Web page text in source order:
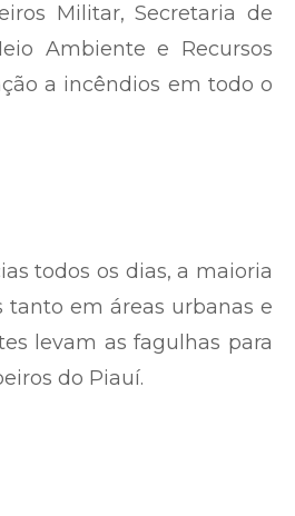
Militar, Secretaria de
Ambiente e Recursos
a incêndios em todo o
todos os dias, a maioria
tanto em áreas urbanas e
levam as fagulhas para
do Piauí.